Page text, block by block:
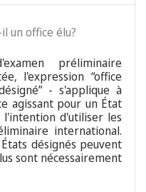
un office élu?
préliminaire
l'expression “office
- s'applique à
agissant pour un État
d'utiliser les
international.
désignés peuvent
sont nécessairement